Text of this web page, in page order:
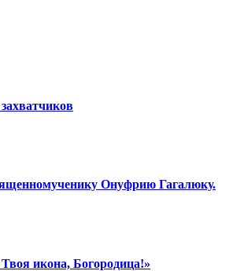
Онуфрию Гагалюку.
икона, Богородица!»